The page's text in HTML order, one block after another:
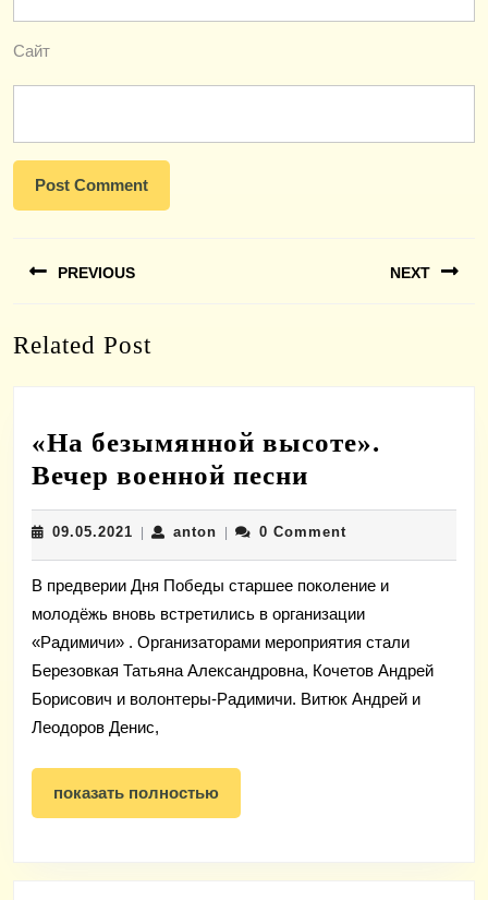
Сайт
по
PREVIOUS
post:
NEXT
Related Post
«На безымянной высоте».
Вечер военной песни
безымянной
высоте».
военной
песни
09.05.2021 09.05.2021
antonanton 0 Comment
В предверии Дня Победы старшее поколение и
молодёжь вновь встретились в организации
«Радимичи» . Организаторами мероприятия стали
Березовкая Татьяна Александровна, Кочетов Андрей
Борисович и волонтеры-Радимичи. Витюк Андрей и
Леодоров Денис,
показать полностьюпоказать
полностью